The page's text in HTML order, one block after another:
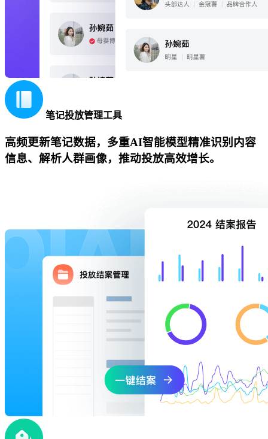
笔记投放管理工具
高频更新笔记数据，多重AI智能模型精准识别内容
信息、解析人群画像，推动投放高效增长。